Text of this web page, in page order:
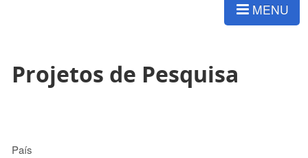
MENU
Projetos de Pesquisa
País